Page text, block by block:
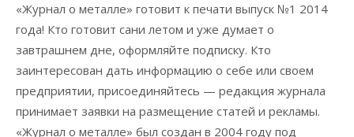
«Журнал о металле» готовит к печати выпуск №1 2014
года! Кто готовит сани летом и уже думает о
завтрашнем дне, оформляйте подписку. Кто
заинтересован дать информацию о себе или своем
предприятии, присоединяйтесь — редакция журнала
принимает заявки на размещение статей и рекламы.
«Журнал о металле» был создан в 2004 году под